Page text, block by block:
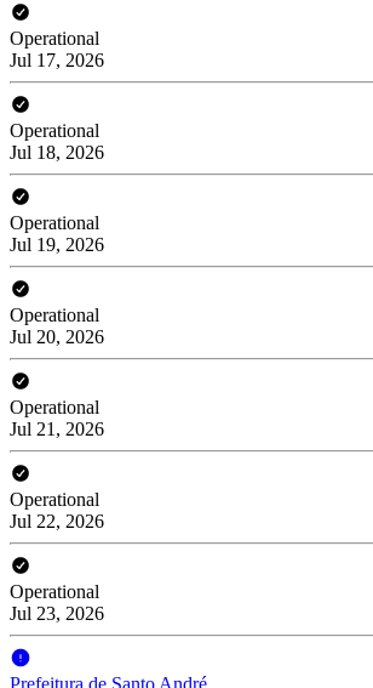
Operational
Jul 17, 2026
Operational
Jul 18, 2026
Operational
Jul 19, 2026
Operational
Jul 20, 2026
Operational
Jul 21, 2026
Operational
Jul 22, 2026
Operational
Jul 23, 2026
Prefeitura de Santo André